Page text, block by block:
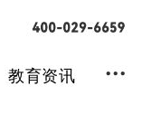
教育资讯 ...